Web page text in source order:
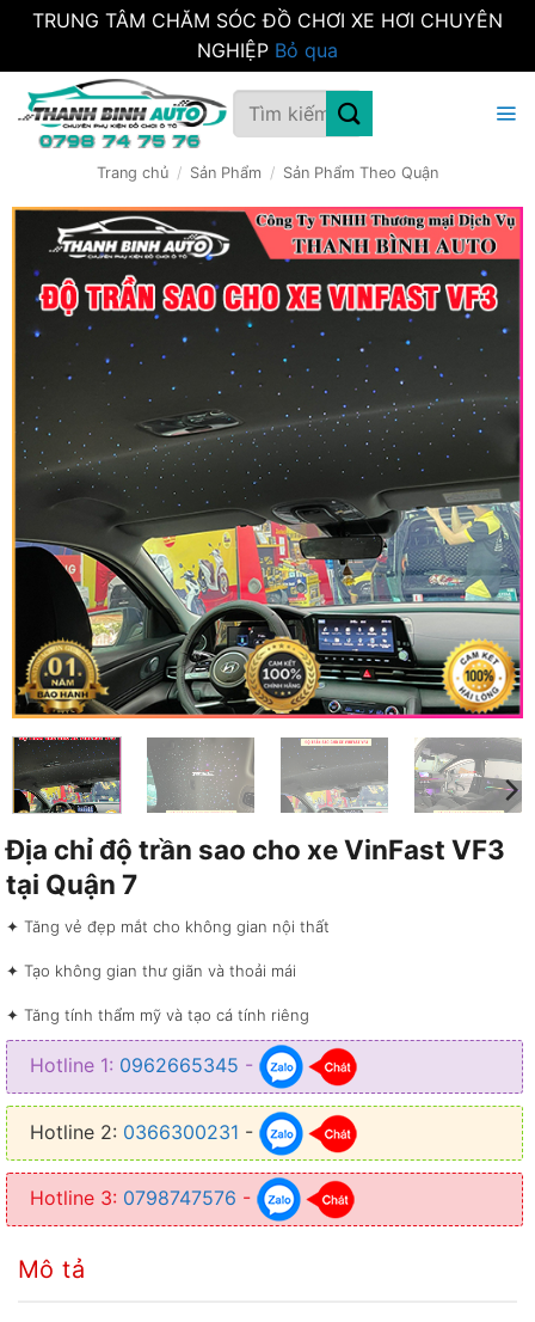
TRUNG TÂM CHĂM SÓC ĐỒ CHƠI XE HƠI CHUYÊN
NGHIỆP Bỏ qua
qua
Tìm
kiếm:
Trang chủ / Sản Phẩm / Sản Phẩm Theo Quận
Địa chỉ độ trần sao cho xe VinFast VF3
tại Quận 7
✦ Tăng vẻ đẹp mắt cho không gian nội thất
✦ Tạo không gian thư giãn và thoải mái
✦ Tăng tính thẩm mỹ và tạo cá tính riêng
✦ Màu sắc của trần sao cực kỳ đa dạng, đẹp mắt
✦ Trần sao giúp nâng cấp trần và làm mới nội thất
✦ Tạo nên những điểm sáng khác biệt so với trần xe
✦ Giúp xe trở nên sang trọng và đẳng cấp hơn
Hotline 1: 0962665345 -
Hotline 2: 0366300231 -
Hotline 3: 0798747576 -
Mô tả